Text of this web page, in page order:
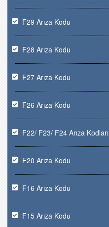
F29 Arıza Kodu
F28 Arıza Kodu
F27 Arıza Kodu
F26 Arıza Kodu
F22/ F23/ F24 Arıza Kodları
F20 Arıza Kodu
F16 Arıza Kodu
F15 Arıza Kodu